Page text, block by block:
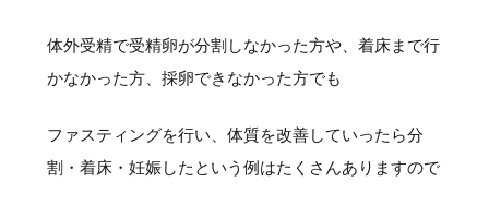
体外受精で受精卵が分割しなかった方や、着床まで行
かなかった方、採卵できなかった方でも
ファスティングを行い、体質を改善していったら分
割・着床・妊娠したという例はたくさんありますので